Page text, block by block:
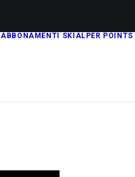
ABBONAMENTI SKIALPER POINTS